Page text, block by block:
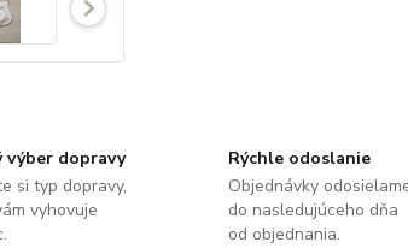
výber dopravy
si typ dopravy,
vyhovuje
Rýchle odoslanie
Objednávky
do nasledujúceho dňa
od objednania.